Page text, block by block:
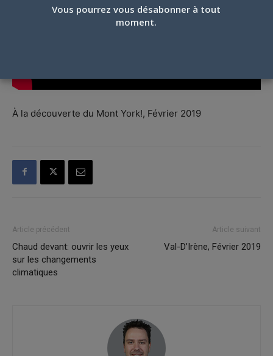
À la découverte du Mont York!, Février 2019
Article précédent
Chaud devant: ouvrir les yeux
sur les changements
climatiques
Article suivant
Val-D’Irène, Février 2019
Vous pourrez vous désabonner à tout
moment.